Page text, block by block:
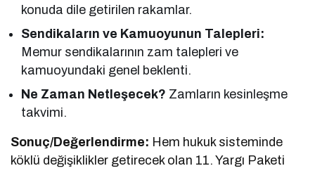
konuda dile getirilen rakamlar.
Sendikaların ve Kamuoyunun Talepleri:
Memur sendikalarının zam talepleri ve
kamuoyundaki genel beklenti.
Ne Zaman Netleşecek? Zamların kesinleşme
takvimi.
Sonuç/Değerlendirme: Hem hukuk sisteminde
köklü değişiklikler getirecek olan 11. Yargı Paketi